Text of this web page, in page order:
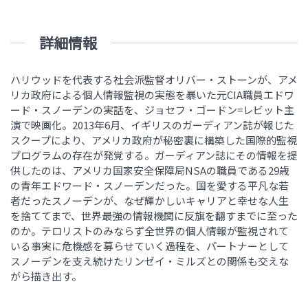
詳細情報
ハリウッドを代表する社会派監督オリバー・ストーンが、アメ
リカ政府による個人情報監視の実態を暴いた元CIA職員エドワ
ード・スノーデンの実話を、ジョセフ・ゴードン=レビット主
演で映画化。2013年6月、イギリスのガーディアン誌が報じた
スクープにより、アメリカ政府が秘密裏に構築した国際的監視
プログラムの存在が発覚する。ガーディアン誌にその情報を提
供したのは、アメリカ国家安全保障局NSAの職員である29歳
の青年エドワード・スノーデンだった。国を愛する平凡な若
者だったスノーデンが、なぜ輝かしいキャリアと幸せな人生
を捨ててまで、世界最強の情報機関に反旗を翻すまでに至った
のか。テロリストのみならず全世界の個人情報が監視されて
いる事実に危機感を募らせていく過程を、パートナーとして
スノーデンを支え続けたリンゼイ・ミルズとの関係も交えな
がら描き出す。